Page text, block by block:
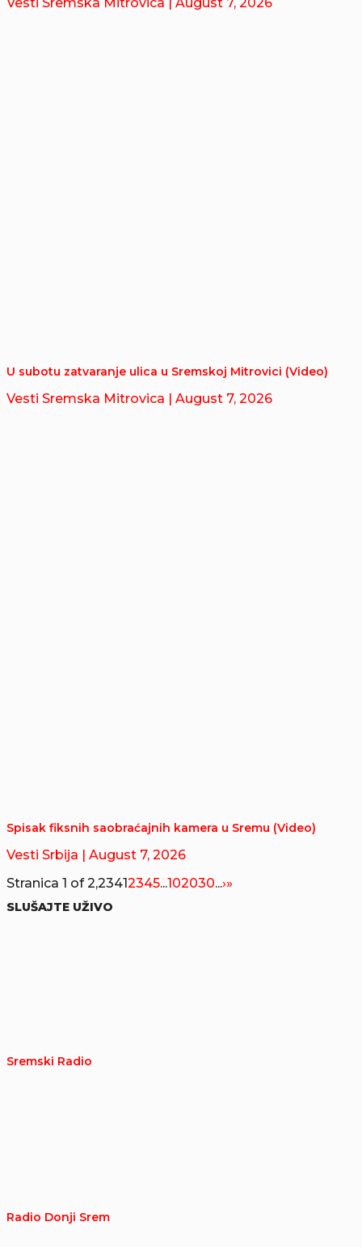
Vesti Sremska Mitrovica | August 7, 2026
U subotu zatvaranje ulica u Sremskoj Mitrovici (Video)
Vesti Sremska Mitrovica | August 7, 2026
Spisak fiksnih saobraćajnih kamera u Sremu (Video)
Vesti Srbija
| August 7, 2026
Stranica 1 of 2,23412345...102030...›»
SLUŠAJTE UŽIVO
Sremski Radio
Radio Donji Srem